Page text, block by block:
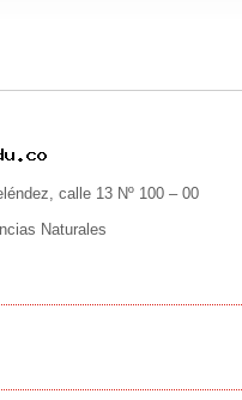
calle 13 Nº 100 – 00
Naturales